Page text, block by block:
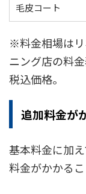
毛皮コート
※料金相場は
ニング店の料
税込価格。
追加料金が
基本料金に加
料金がかかるこ